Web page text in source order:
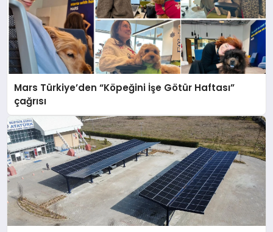
Mars Türkiye’den “Köpeğini İşe Götür Haftası”
çağrısı